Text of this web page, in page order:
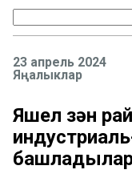
23 апрель 2024
Яңалыклар
Яшел Үзән